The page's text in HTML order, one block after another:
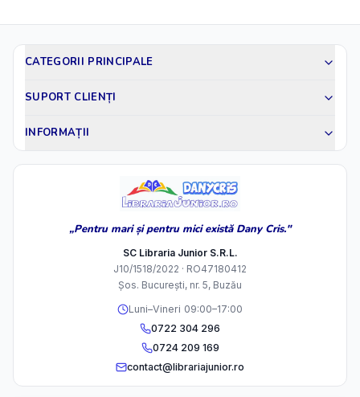
CATEGORII PRINCIPALE
SUPORT CLIENȚI
INFORMAȚII
„Pentru mari și pentru mici există Dany Cris."
SC Libraria Junior S.R.L.
J10/1518/2022 · RO47180412
Șos. București, nr. 5, Buzău
Luni–Vineri 09:00–17:00
0722 304 296
0724 209 169
contact@librariajunior.ro